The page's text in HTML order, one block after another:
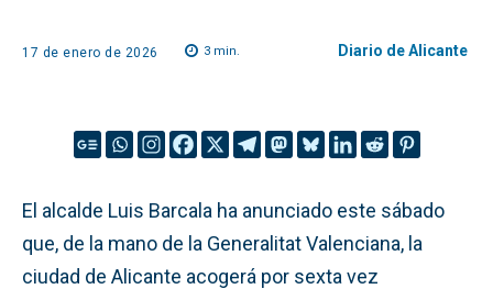
17 de enero de 2026 3min. Diario de Alicante
El alcalde Luis Barcala ha anunciado este sábado
que, de la mano de la Generalitat Valenciana, la
ciudad de Alicante acogerá por sexta vez